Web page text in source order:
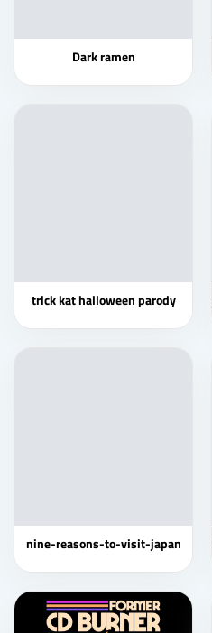
Dark ramen
trick kat halloween parody
nine-reasons-to-visit-japan